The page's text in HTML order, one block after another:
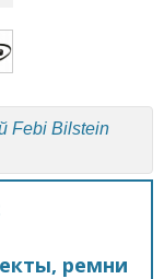
Febi Bilstein
ремни